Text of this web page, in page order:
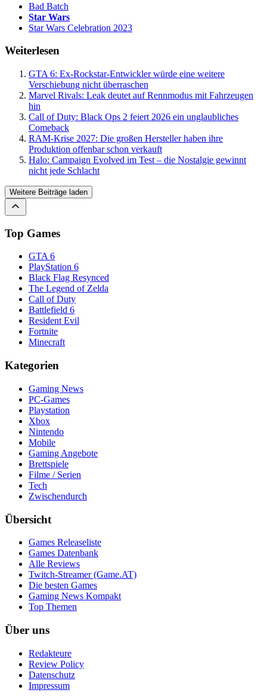
Bad Batch
Star Wars
Star Wars Celebration 2023
Weiterlesen
GTA 6: Ex-Rockstar-Entwickler würde eine weitere
Verschiebung nicht überraschen
Marvel Rivals: Leak deutet auf Rennmodus mit Fahrzeugen
hin
Call of Duty: Black Ops 2 feiert 2026 ein unglaubliches
Comeback
RAM-Krise 2027: Die großen Hersteller haben ihre
Produktion offenbar schon verkauft
Halo: Campaign Evolved im Test – die Nostalgie gewinnt
nicht jede Schlacht
Weitere Beiträge laden
Top Games
GTA 6
PlayStation 6
Black Flag Resynced
The Legend of Zelda
Call of Duty
Battlefield 6
Resident Evil
Fortnite
Minecraft
Kategorien
Gaming News
PC-Games
Playstation
Xbox
Nintendo
Mobile
Gaming Angebote
Brettspiele
Filme / Serien
Tech
Zwischendurch
Übersicht
Games Releaseliste
Games Datenbank
Alle Reviews
Twitch-Streamer (Game.AT)
Die besten Games
Gaming News Kompakt
Top Themen
Über uns
Redakteure
Review Policy
Datenschutz
Impressum